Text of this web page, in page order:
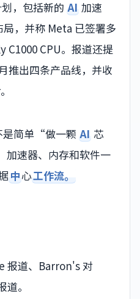
，包括新的 AI 加速
，并称 Meta 已签署多
C1000 CPU。报道还提
推出四条产品线，并收
是简单“做一颗 AI 芯
加速器、内存和软件一
中心工作流。
报道、Barron's 对
。